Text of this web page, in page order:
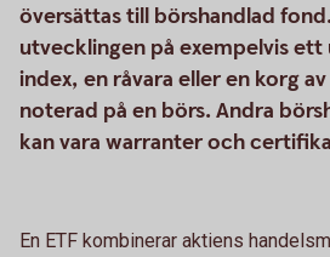
översättas till börshandlad
utvecklingen på exempelvis ett
index, en råvara eller en korg
noterad på en börs. Andra
kan vara warranter och
En ETF kombinerar aktiens